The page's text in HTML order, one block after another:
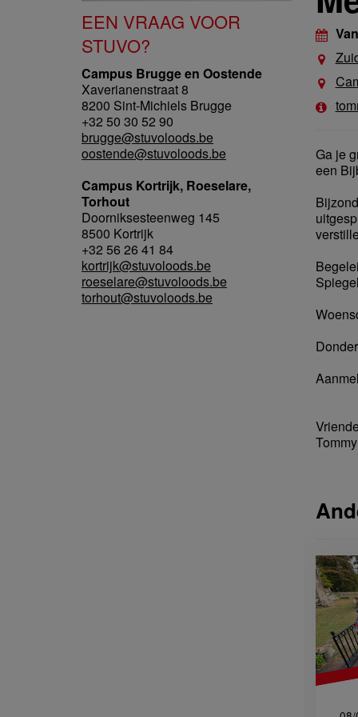
EEN VRAAG VOOR
STUVO?
Campus Brugge en Oostende
Xaverianenstraat 8
8200 Sint-Michiels Brugge
+32 50 30 52 90
brugge@stuvoloods.be
oostende@stuvoloods.be
Campus Kortrijk, Roeselare,
Torhout
Doorniksesteenweg 145
8500 Kortrijk
+32 56 26 41 84
kortrijk@stuvoloods.be
roeselare@stuvoloods.be
torhout@stuvoloods.be
Ga je
een